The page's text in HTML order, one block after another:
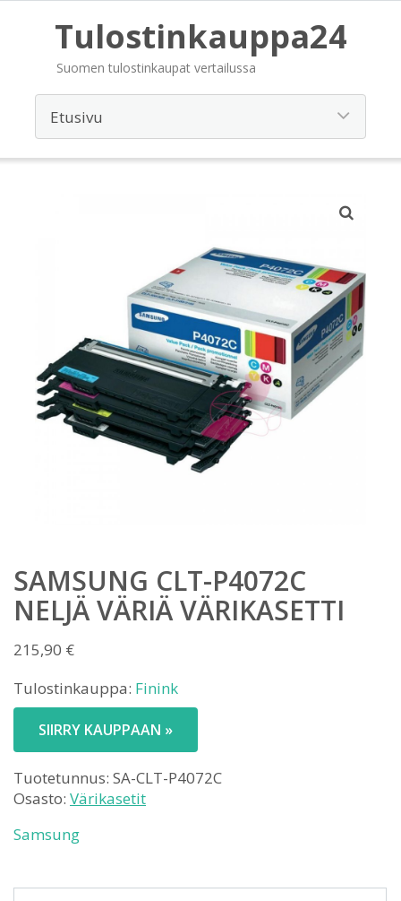
Tulostinkauppa24
Suomen tulostinkaupat vertailussa
SAMSUNG CLT-P4072C
NELJÄ VÄRIÄ VÄRIKASETTI
215,90 €
Tulostinkauppa: Finink
SIIRRY KAUPPAAN »
Tuotetunnus: SA-CLT-P4072C
Osasto: Värikasetit
Samsung